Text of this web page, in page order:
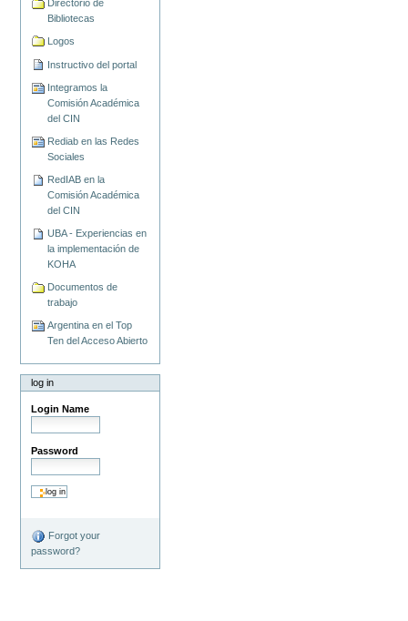
Directorio de
Bibliotecas
Logos
Instructivo del portal
Integramos la
Comisión Académica
del CIN
Rediab en las Redes
Sociales
RedIAB en la
Comisión Académica
del CIN
UBA - Experiencias en
la implementación de
KOHA
Documentos de
trabajo
Argentina en el Top
Ten del Acceso Abierto
log in
Login Name
Password
Forgot your
password?